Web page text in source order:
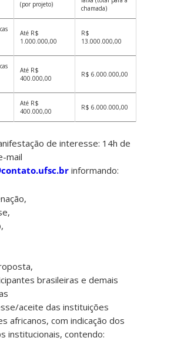
(por projeto)
chamada)
Até R$
1.000.000,00
R$
13.000.000,00
Até R$
400.000,00
R$ 6.000.000,00
Até R$
400.000,00
R$ 6.000.000,00
de interesse: 14h de
mail
informando:
brasileiras e demais
aceite das instituições
africanos, com indicação dos
institucionais, contendo: